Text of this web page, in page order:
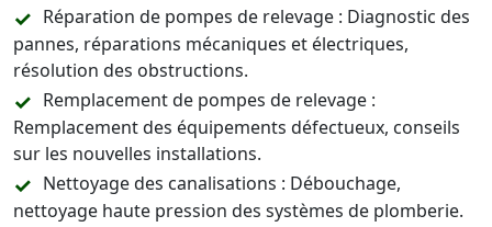
Réparation de pompes de relevage : Diagnostic des
pannes, réparations mécaniques et électriques,
résolution des obstructions.
Remplacement de pompes de relevage :
Remplacement des équipements défectueux, conseils
sur les nouvelles installations.
Nettoyage des canalisations : Débouchage,
nettoyage haute pression des systèmes de plomberie.